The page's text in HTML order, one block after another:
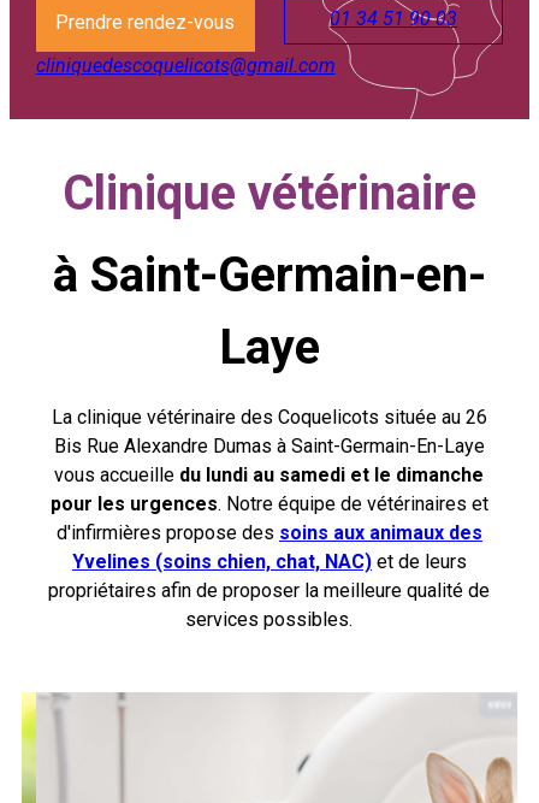
Prendre rendez-vous 01 34 51 90 03
cliniquedescoquelicots@gmail.com
Clinique vétérinaire
à Saint-Germain-en-
Laye
La clinique vétérinaire des Coquelicots située au 26
Bis Rue Alexandre Dumas à Saint-Germain-En-Laye
vous accueille du lundi au samedi et le dimanche
pour les urgences. Notre équipe de vétérinaires et
d'infirmières propose des soins aux animaux des
Yvelines (soins chien, chat, NAC)et de leurs
propriétaires afin de proposer la meilleure qualité de
services possibles.